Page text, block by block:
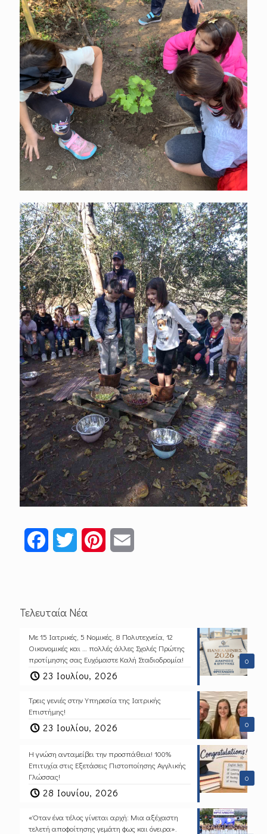
FacebookTwitter Pinterest
Τελευταία Νέα
0
Με 15 Ιατρικές, 5 Νομικές, 8 Πολυτεχνεία, 12
Οικονομικές και … πολλές άλλες Σχολές Πρώτης
προτίμησης σας Ευχόμαστε Καλή Σταδιοδρομία!
23 Ιουλίου, 2026
0
Τρεις γενιές στην Υπηρεσία της Ιατρικής
Επιστήμης!
23 Ιουλίου, 2026
0
Η γνώση ανταμείβει την προσπάθεια! 100%
Επιτυχία στις Εξετάσεις Πιστοποίησης Αγγλικής
Γλώσσας!
28 Ιουνίου, 2026
«Όταν ένα τέλος γίνεται αρχή: Μια αξέχαστη
τελετή αποφοίτησης γεμάτη φως και όνειρα».